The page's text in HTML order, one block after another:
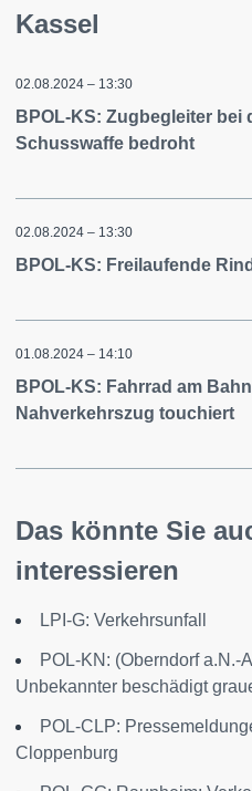
Kassel
02.08.2024 – 13:30
BPOL-KS: Zugbegleiter
Schusswaffe bedroht
02.08.2024 – 13:30
BPOL-KS: Freilaufende
01.08.2024 – 14:10
BPOL-KS: Fahrrad am
Nahverkehrszug touchiert
Das könnte Sie
interessieren
LPI-G: Verkehrsunfall
POL-KN: (Oberndorf a.N.-
Unbekannter beschädigt
POL-CLP:
Cloppenburg